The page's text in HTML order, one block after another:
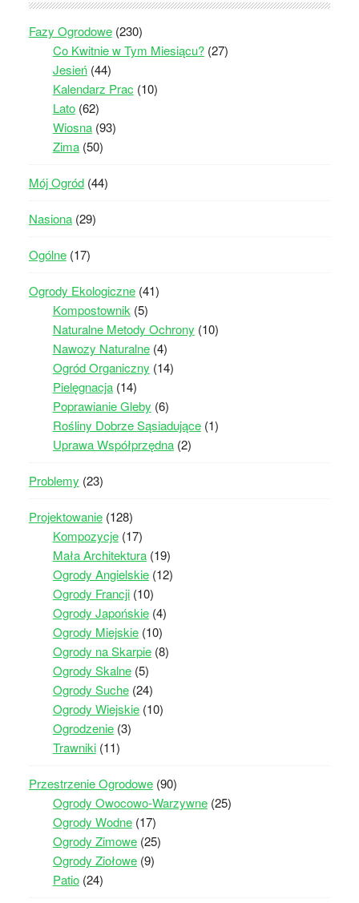
Fazy Ogrodowe(230)
Co Kwitnie w Tym Miesiącu?(27)
Jesień(44)
Kalendarz Prac (10)
Lato(62)
Wiosna(93)
Zima(50)
Mój Ogród(44)
Nasiona(29)
Ogólne(17)
Ogrody Ekologiczne(41)
Kompostownik (5)
Naturalne Metody Ochrony (10)
Nawozy Naturalne(4)
Ogród Organiczny (14)
Pielęgnacja(14)
Poprawianie Gleby (6)
Rośliny Dobrze Sąsiadujące(1)
Uprawa Współprzędna(2)
Problemy (23)
Projektowanie(128)
Kompozycje(17)
Mała Architektura(19)
Ogrody Angielskie(12)
Ogrody Francji(10)
Ogrody Japońskie(4)
Ogrody Miejskie(10)
Ogrody na Skarpie(8)
Ogrody Skalne(5)
Ogrody Suche(24)
Ogrody Wiejskie(10)
Ogrodzenie(3)
Trawniki(11)
Przestrzenie Ogrodowe(90)
Ogrody Owocowo-Warzywne(25)
Ogrody Wodne(17)
Ogrody Zimowe(25)
Ogrody Ziołowe(9)
Patio(24)